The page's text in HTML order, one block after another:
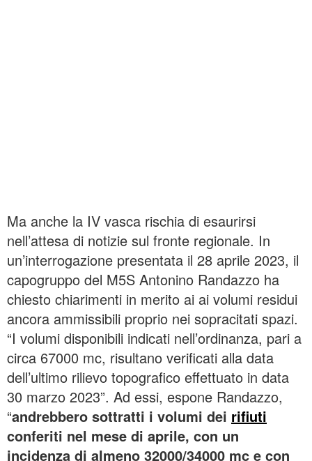
Ma anche la IV vasca rischia di esaurirsi
nell’attesa di notizie sul fronte regionale. In
un’interrogazione presentata il 28 aprile 2023, il
capogruppo del M5S Antonino Randazzo ha
chiesto chiarimenti in merito ai ai volumi residui
ancora ammissibili proprio nei sopracitati spazi.
“I volumi disponibili indicati nell’ordinanza, pari a
circa 67000 mc, risultano verificati alla data
dell’ultimo rilievo topografico effettuato in data
30 marzo 2023”. Ad essi, espone Randazzo,
“andrebbero sottratti i volumi dei rifiuti
conferiti nel mese di aprile, con un
incidenza di almeno 32000/34000 mc e con